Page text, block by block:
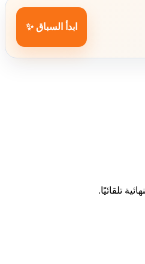
ابدأ السباق ✨
تلقائيًا.